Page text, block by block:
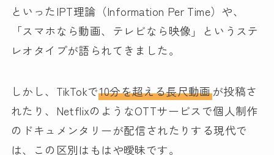
といったIPT理論（Information Per Time）や、
「スマホなら動画、テレビなら映像」というステ
レオタイプが語られてきました。
しかし、TikTokで10分を超える長尺動画が投稿さ
れたり、NetflixのようなOTTサービスで個人制作
のドキュメンタリーが配信されたりする現代で
は、この区別はもはや曖昧です。